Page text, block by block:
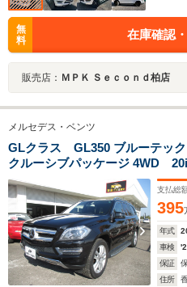
無
料
在庫確認
販売店： ＭＰＫ Ｓｅｃｏｎｄ柏店
メルセデス・ベンツ
GLクラス GL350 ブルーテック
クルーシブパッケージ 4WD
ット・2022ナビ
支払総
395
年式
車検
保証
住所